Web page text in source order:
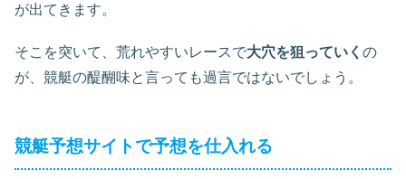
が出てきます。
そこを突いて、荒れやすいレースで大穴を狙っていく の
が、競艇の醍醐味と言っても過言ではないでしょう。
競艇予想サイトで予想を仕入れる